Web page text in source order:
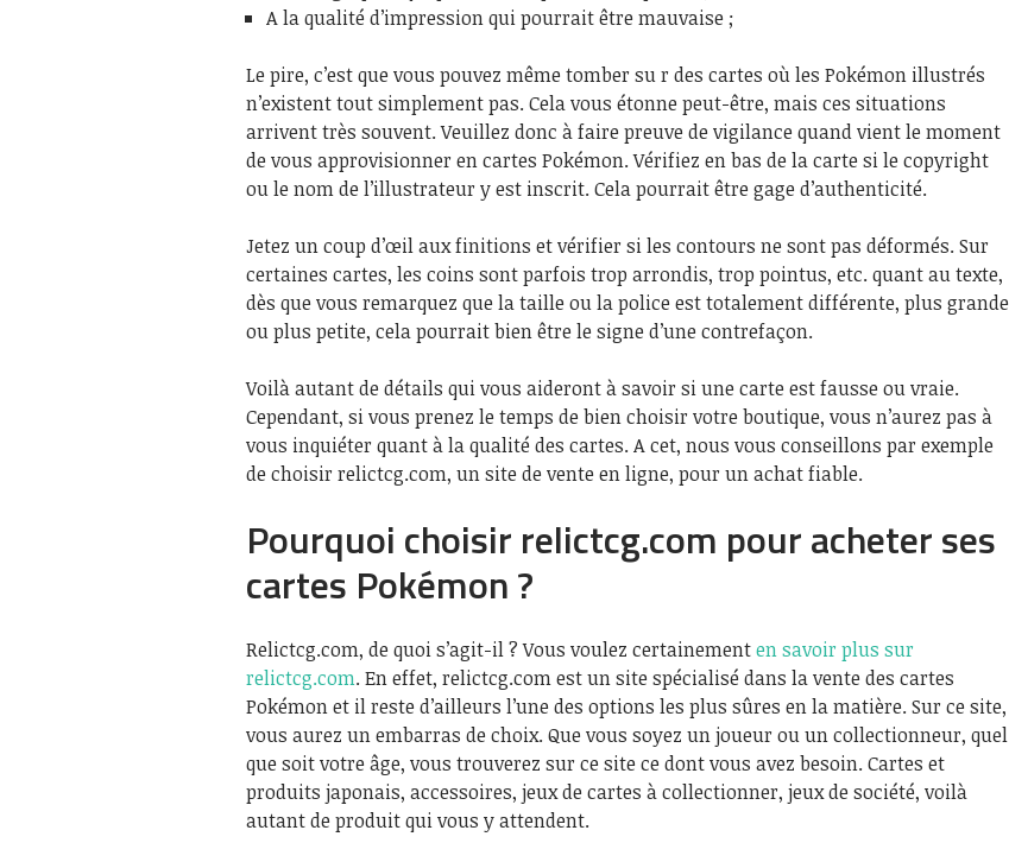
A la qualité d’impression qui pourrait être mauvaise ;
Le pire, c’est que vous pouvez même tomber su r des cartes où les Pokémon illustrés
n’existent tout simplement pas. Cela vous étonne peut-être, mais ces situations
arrivent très souvent. Veuillez donc à faire preuve de vigilance quand vient le moment
de vous approvisionner en cartes Pokémon. Vérifiez en bas de la carte si le copyright
ou le nom de l’illustrateur y est inscrit. Cela pourrait être gage d’authenticité.
Jetez un coup d’œil aux finitions et vérifier si les contours ne sont pas déformés. Sur
certaines cartes, les coins sont parfois trop arrondis, trop pointus, etc. quant au texte,
dès que vous remarquez que la taille ou la police est totalement différente, plus grande
ou plus petite, cela pourrait bien être le signe d’une contrefaçon.
Voilà autant de détails qui vous aideront à savoir si une carte est fausse ou vraie.
Cependant, si vous prenez le temps de bien choisir votre boutique, vous n’aurez pas à
vous inquiéter quant à la qualité des cartes. A cet, nous vous conseillons par exemple
de choisir relictcg.com, un site de vente en ligne, pour un achat fiable.
Pourquoi choisir relictcg.com pour acheter ses
cartes Pokémon ?
Relictcg.com, de quoi s’agit-il ? Vous voulez certainementen savoir plus sur
relictcg.com. En effet, relictcg.com est un site spécialisé dans la vente des cartes
Pokémon et il reste d’ailleurs l’une des options les plus sûres en la matière. Sur ce site,
vous aurez un embarras de choix. Que vous soyez un joueur ou un collectionneur, quel
que soit votre âge, vous trouverez sur ce site ce dont vous avez besoin. Cartes et
produits japonais, accessoires, jeux de cartes à collectionner, jeux de société, voilà
autant de produit qui vous y attendent.